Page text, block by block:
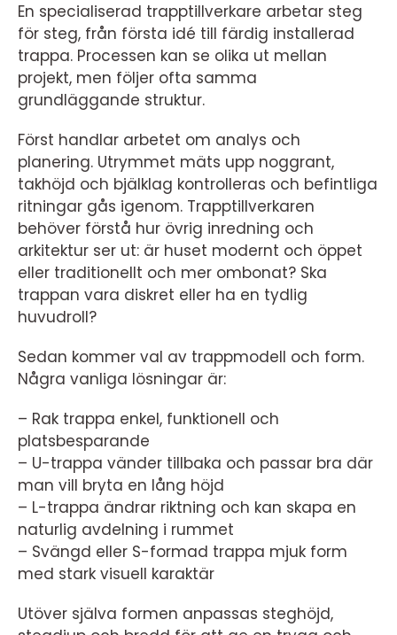
En specialiserad trapptillverkare arbetar steg
för steg, från första idé till färdig installerad
trappa. Processen kan se olika ut mellan
projekt, men följer ofta samma
grundläggande struktur.
Först handlar arbetet om analys och
planering. Utrymmet mäts upp noggrant,
takhöjd och bjälklag kontrolleras och befintliga
ritningar gås igenom. Trapptillverkaren
behöver förstå hur övrig inredning och
arkitektur ser ut: är huset modernt och öppet
eller traditionellt och mer ombonat? Ska
trappan vara diskret eller ha en tydlig
huvudroll?
Sedan kommer val av trappmodell och form.
Några vanliga lösningar är:
– Rak trappa enkel, funktionell och
platsbesparande
– U-trappa vänder tillbaka och passar bra där
man vill bryta en lång höjd
– L-trappa ändrar riktning och kan skapa en
naturlig avdelning i rummet
– Svängd eller S-formad trappa mjuk form
med stark visuell karaktär
Utöver själva formen anpassas steghöjd,